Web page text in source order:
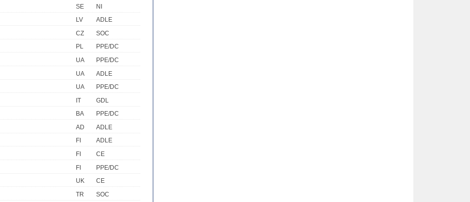
SE
NI
LV
ADLE
CZ
SOC
PL
PPE/DC
UA
PPE/DC
UA
ADLE
UA
PPE/DC
IT
GDL
BA
PPE/DC
AD
ADLE
FI
ADLE
FI
CE
FI
PPE/DC
UK
CE
TR
SOC